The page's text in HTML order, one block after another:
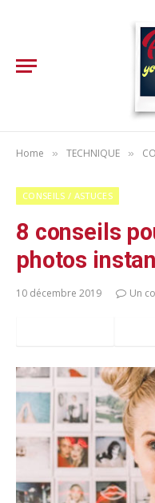
Home » TECHNIQUE »
CONSEILS / ASTUCES
8 conseils
photos
10 décembre 2019 Un